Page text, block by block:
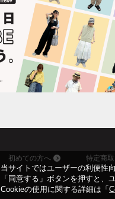
初めての方へ 特定商
当サイトではユーザーの利便性
「同意する」ボタンを押すと、
Cookieの使用に関する詳細は「